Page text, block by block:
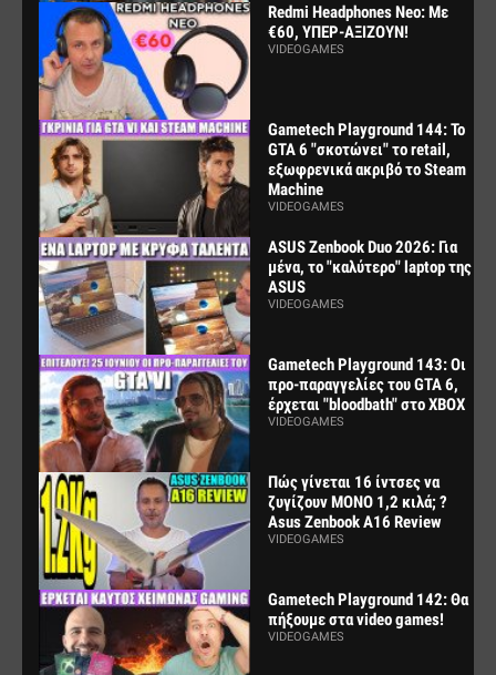
Redmi Headphones Neo: Με
€60, ΥΠΕΡ-ΑΞΙΖΟΥΝ!
VIDEOGAMES
Gametech Playground 144: Το
GTA 6 "σκοτώνει" το retail,
εξωφρενικά ακριβό το Steam
Machine
VIDEOGAMES
ASUS Zenbook Duo 2026: Για
μένα, το "καλύτερο" laptop της
ASUS
VIDEOGAMES
Gametech Playground 143: Οι
προ-παραγγελίες του GTA 6,
έρχεται "bloodbath" στο XBOX
VIDEOGAMES
Πώς γίνεται 16 ίντσες να
ζυγίζουν ΜΟΝΟ 1,2 κιλά; ?
Asus Zenbook A16 Review
VIDEOGAMES
Gametech Playground 142: Θα
πήξουμε στα video games!
VIDEOGAMES